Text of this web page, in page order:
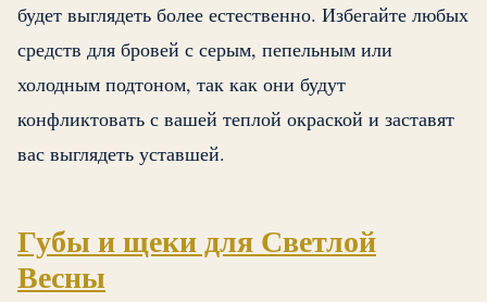
будет выглядеть более естественно. Избегайте любых
средств для бровей с серым, пепельным или
холодным подтоном, так как они будут
конфликтовать с вашей теплой окраской и заставят
вас выглядеть уставшей.
Губы и щеки для Светлой
Весны